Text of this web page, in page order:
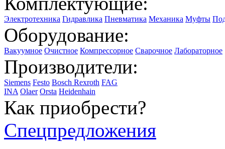
Электротехника Гидравлика Пневматика Механика Муфты
Оборудование:
Вакуумное Очистное Компрессорное Сварочное Лабораторное
Производители:
Siemens Festo Bosch Rexroth FAG
INA Olaer Orsta Heidenhain
Как приобрести?
Спецпредложения